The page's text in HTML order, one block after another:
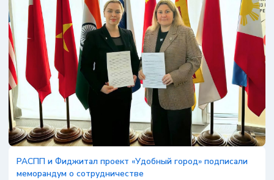
РАСПП и Фиджитал проект «Удобный город» подписали
меморандум о сотрудничестве